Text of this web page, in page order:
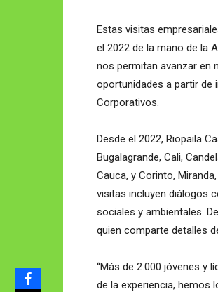
Estas visitas
el 2022 de la mano de la
nos permitan avanzar en
oportunidades a partir de
Corporativos.
Desde el 2022, Riopaila
Bugalagrande, Cali,
Cauca, y Corinto,
visitas incluyen diálogos
sociales y ambientales.
quien comparte detalles
“Más de 2.000 jóvenes y
de la experiencia, hemos